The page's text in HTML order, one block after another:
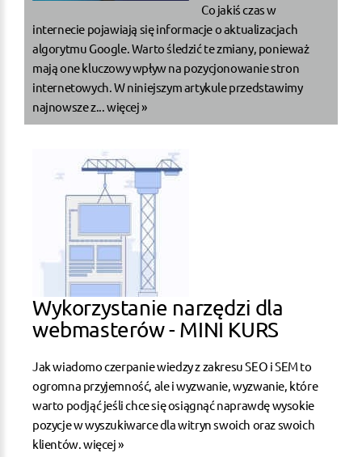
Co jakiś czas w
internecie pojawiają się informacje o aktualizacjach
algorytmu Google. Warto śledzić te zmiany, ponieważ
mają one kluczowy wpływ na pozycjonowanie stron
internetowych. W niniejszym artykule przedstawimy
najnowsze z... więcej »
Wykorzystanie narzędzi dla
webmasterów - MINI KURS
Jak wiadomo czerpanie wiedzy z zakresu SEO i SEM to
ogromna przyjemność, ale i wyzwanie, wyzwanie, które
warto podjąć jeśli chce się osiągnąć naprawdę wysokie
pozycje w wyszukiwarce dla witryn swoich oraz swoich
klientów. więcej »